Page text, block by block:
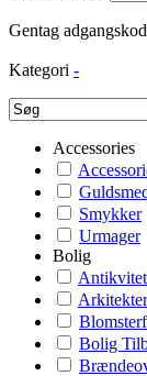
Gentag
Kategori -
Accessories
Smykker
Urmager
Bolig
Arkitekter
Bolig